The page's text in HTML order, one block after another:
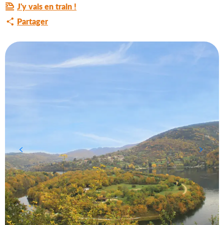
J'y vais en train !
Partager